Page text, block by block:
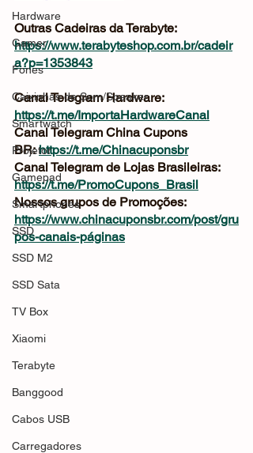
Hardware
Gamer
Fones
Caixinhas de Som/Speaker
Smartwatch
Projetor
Gamepad
Smartphones
SSD
SSD M2
SSD Sata
TV Box
Xiaomi
Terabyte
Banggood
Cabos USB
Carregadores
Outras Cadeiras da Terabyte:
https://www.terabyteshop.com.br/cadeir
a?p=1353843
Canal Telegram Hardware:
https://t.me/ImportaHardwareCanal
Canal Telegram China Cupons
BR: https://t.me/Chinacuponsbr
Canal Telegram de Lojas Brasileiras:
https://t.me/PromoCupons_Brasil
Nossos grupos de Promoções:
https://www.chinacuponsbr.com/post/gru
pos-canais-páginas